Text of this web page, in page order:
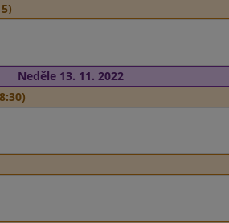
Neděle 13. 11. 2022